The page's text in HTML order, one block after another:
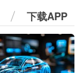
下载APP